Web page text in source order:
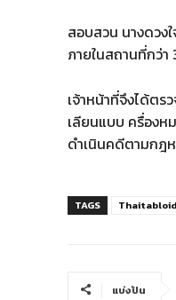
สอบสวน นางดวง
ภายในสถานที่กว่
เจ้าหน้าที่จึงได้ต
เลียนแบบ ครื่องห
ดำเนินคดีตามกฎ
TAGS Thaitabloid
แบ่งปัน